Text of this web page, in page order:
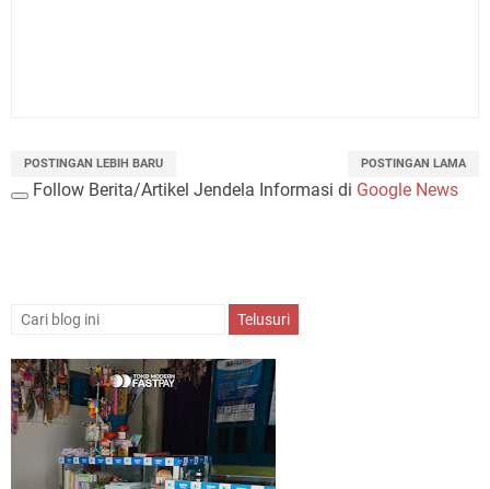
POSTINGAN LEBIH BARU POSTINGAN LAMA
Follow Berita/Artikel Jendela Informasi di Google News